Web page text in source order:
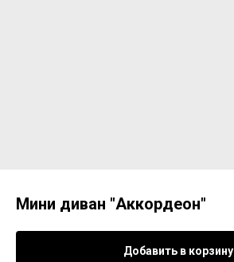
Мини диван "Аккордеон"
Добавить в корзину